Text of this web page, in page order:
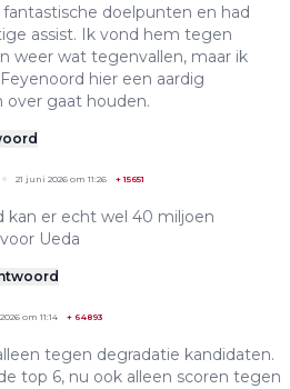
doelpunten en had
assist. Ik vond hem tegen
weer wat tegenvallen, maar ik
hier een aardig
over gaat houden.
21 juni 2026 om 11:26 +15651
kan er echt wel 40 miljoen
Ueda
om 11:14 + 64893
tegen degradatie kandidaten.
top 6, nu ook alleen scoren tegen